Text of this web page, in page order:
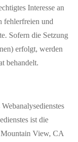
Interesse an
fehlerfreien und
Sofern die Setzung
erfolgt, werden
behandelt.
ist die
View, CA